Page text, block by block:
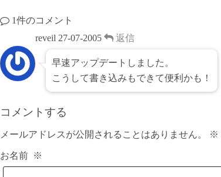
1件のコメント
reveil 27-07-2005 返信
早速アップデートしました。
こうして書き込みもできて便利かも！
コメントする
メールアドレスが公開されることはありません。 ※
お名前 ※